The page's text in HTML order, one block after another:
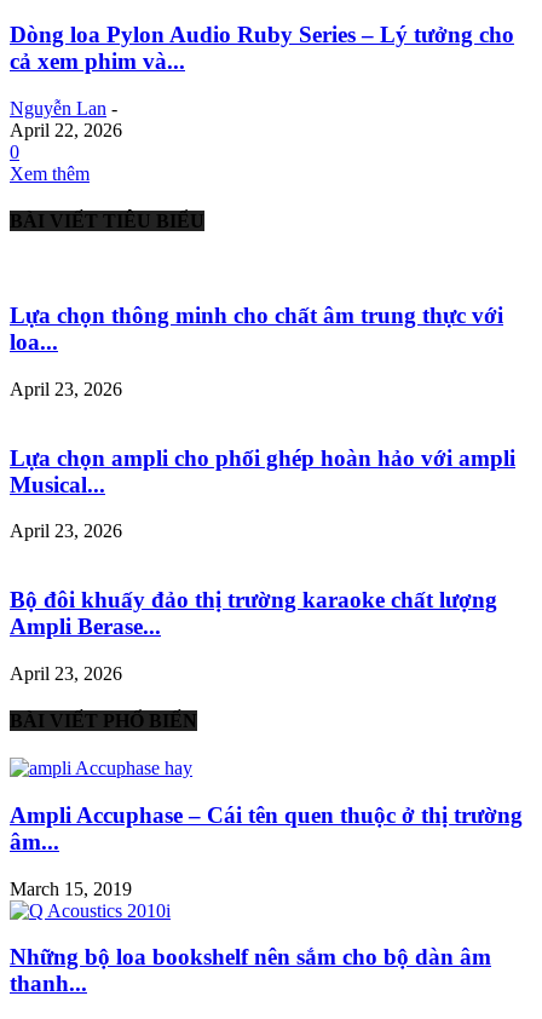
Dòng loa Pylon Audio Ruby Series – Lý tưởng cho
cả xem phim và...
Nguyễn Lan -
April 22, 2026
0
Xem thêm
BÀI VIẾT TIÊU BIỂU
Lựa chọn thông minh cho chất âm trung thực với
loa...
April 23, 2026
Lựa chọn ampli cho phối ghép hoàn hảo với ampli
Musical...
April 23, 2026
Bộ đôi khuấy đảo thị trường karaoke chất lượng
Ampli Berase...
April 23, 2026
BÀI VIẾT PHỔ BIẾN
Ampli Accuphase – Cái tên quen thuộc ở thị trường
âm...
March 15, 2019
Những bộ loa bookshelf nên sắm cho bộ dàn âm
thanh...